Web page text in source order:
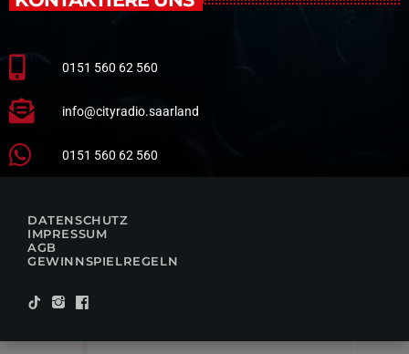
0151 560 62 560
info@cityradio.saarland
0151 560 62 560
DATENSCHUTZ
IMPRESSUM
AGB
GEWINNSPIELREGELN